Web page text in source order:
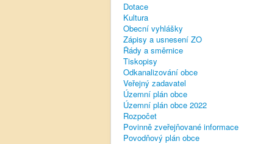
Dotace
Kultura
Obecní vyhlášky
Zápisy a usnesení ZO
Řády a směrnice
Tiskopisy
Odkanalizování obce
Veřejný zadavatel
Územní plán obce
Územní plán obce 2022
Rozpočet
Povinně zveřejňované informace
Povodňový plán obce